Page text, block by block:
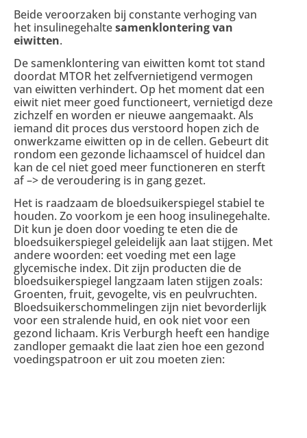
Beide veroorzaken bij constante verhoging van
het insulinegehaltesamenklontering van
eiwitten.
De samenklontering van eiwitten komt tot stand
doordat MTOR het zelfvernietigend vermogen
van eiwitten verhindert. Op het moment dat een
eiwit niet meer goed functioneert, vernietigd deze
zichzelf en worden er nieuwe aangemaakt. Als
iemand dit proces dus verstoord hopen zich de
onwerkzame eiwitten op in de cellen. Gebeurt dit
rondom een gezonde lichaamscel of huidcel dan
kan de cel niet goed meer functioneren en sterft
af –> de veroudering is in gang gezet.
Het is raadzaam de bloedsuikerspiegel stabiel te
houden. Zo voorkom je een hoog insulinegehalte.
Dit kun je doen door voeding te eten die de
bloedsuikerspiegel geleidelijk aan laat stijgen. Met
andere woorden: eet voeding met een lage
glycemische index. Dit zijn producten die de
bloedsuikerspiegel langzaam laten stijgen zoals:
Groenten, fruit, gevogelte, vis en peulvruchten.
Bloedsuikerschommelingen zijn niet bevorderlijk
voor een stralende huid, en ook niet voor een
gezond lichaam. Kris Verburgh heeft een handige
zandloper gemaakt die laat zien hoe een gezond
voedingspatroon er uit zou moeten zien: